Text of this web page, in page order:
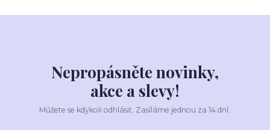
Nepropásněte novinky,
akce a slevy!
Můžete se kdykoli odhlásit. Zasíláme jednou za 14 dní.